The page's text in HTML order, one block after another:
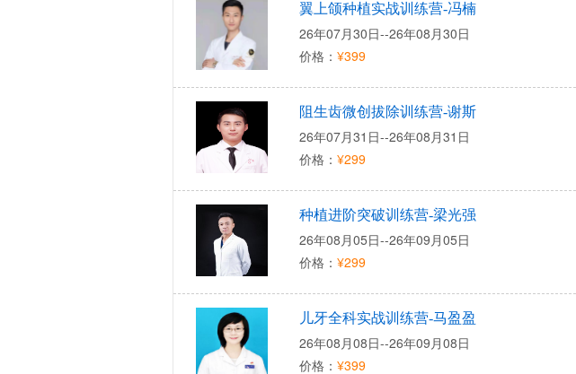
翼上颌种植实战训练营-冯楠
26年07月30日--26年08月30日
价格： ¥399
阻生齿微创拔除训练营-谢斯
26年07月31日--26年08月31日
价格： ¥299
种植进阶突破训练营-梁光强
26年08月05日--26年09月05日
价格： ¥299
儿牙全科实战训练营-马盈盈
26年08月08日--26年09月08日
价格： ¥399